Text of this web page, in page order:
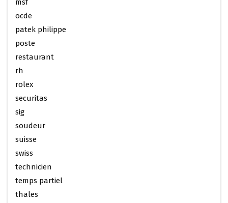
msf
ocde
patek philippe
poste
restaurant
rh
rolex
securitas
sig
soudeur
suisse
swiss
technicien
temps partiel
thales